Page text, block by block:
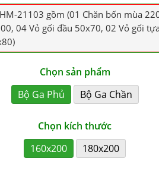
21103 gồm (01 Chăn bốn mùa
04 Vỏ gối đầu 50x70, 02 Vỏ gối
Chọn sản phẩm
Bộ Ga Phủ
Bộ Ga Chần
Chọn kích thước
160x200
180x200